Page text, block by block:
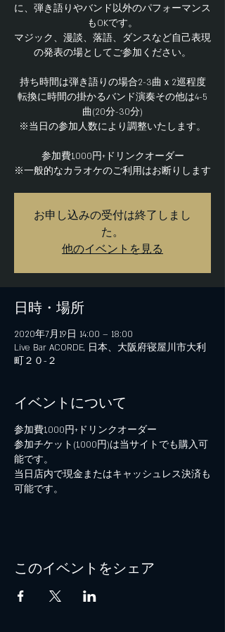
に、弾き語りやバンド以外のパフォーマンス
もOKです。
マジック、漫談、落語、ダンスなど自己表現
の発表の場としてご参加ください。
持ち時間は弾き語りの場合2-3曲ｘ2巡程度
転換に時間の掛かるバンド演奏その他は4-5
曲(20分-30分)
※当日の参加人数により調整いたします。
参加費1,000円+ドリンクオーダー
お申し込みの受付は終了しまし
た。
他のイベントを見る
日時・場所
2020年7月19日 14:00 – 18:00
Live Bar ACORDE, 日本、大阪府寝屋川市大利
町２０−２
イベントについて
参加費1,000円+ドリンクオーダー
参加チケット(1,000円)は当サイトでも購入可
能です。
当日店内で現金またはキャッシュレス決済も
可能です。
このイベントをシェア